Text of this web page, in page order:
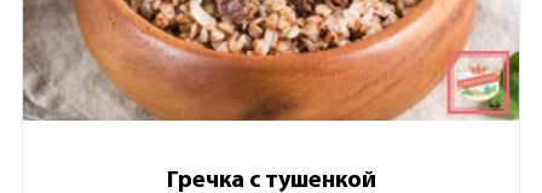
Гречка с тушенкой